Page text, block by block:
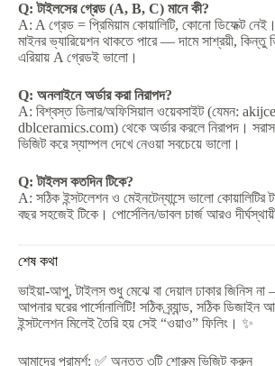
Q: টাইলসের গ্রেড (A, B, C) মানে কী?
A: A গ্রেড = প্রিমিয়াম কোয়ালিটি, কোনো ডিফেক্ট
মাইনর ভ্যারিয়েশন থাকতে পারে — দামে সাশ্রয়ী, কিন্তু
এরিয়ায় A গ্রেডই ভালো।
Q: অনলাইনে অর্ডার করা নিরাপদ?
A: বিশ্বস্ত ডিলার/অফিসিয়াল ওয়েবসাইট (যেমন:
dblceramics.com) থেকে অর্ডার করলে নিরাপদ।
ভিজিট করে স্যাম্পল দেখে নেওয়া সবচেয়ে ভালো।
Q: টাইলস কতদিন টিকে?
A: সঠিক ইন্সটলেশন ও মেইনটেন্যান্সে ভালো কোয়ালিটির
বছর সহজেই টিকে। পোর্সেলিন/ডাবল চার্জ আরও
শেষ কথা
ভাইয়া-আপু, টাইলস শুধু মেঝে বা দেয়াল ঢাকার জিনিস
আপনার ঘরের পার্সোনালিটি! সঠিক ব্র্যান্ড, সঠিক ডিজাইন
ইন্সটলেশন মিলেই তৈরি হয় সেই “ওয়াও” ফিলিং। ✨
আমাদের পরামর্শ: ✅ অন্তত ৩টি শোরুম ভিজিট করুন